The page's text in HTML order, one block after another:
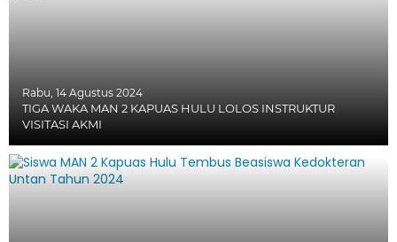
Rabu, 14 Agustus 2024
TIGA WAKA MAN 2 KAPUAS HULU LOLOS INSTRUKTUR
VISITASI AKMI